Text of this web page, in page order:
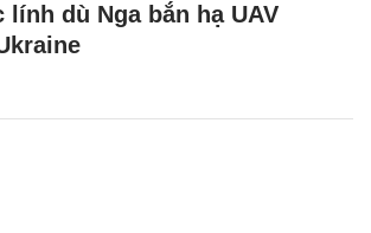
lính dù Nga bắn hạ UAV